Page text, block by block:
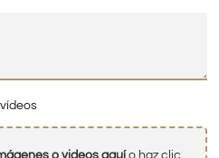
o videos aquío haz clic